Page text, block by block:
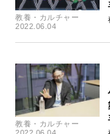
教養・カルチャー
2022.06.04
教養・カルチャー